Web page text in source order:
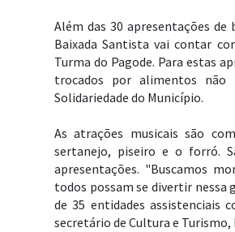
Além das 30 apresentações
Baixada Santista vai contar
Turma do Pagode. Para estas
trocados por alimentos não
Solidariedade do Município.
As atrações musicais são
sertanejo, piseiro e o forró.
apresentações. "Buscamos
todos possam se divertir nessa
de 35 entidades assistenciais
secretário de Cultura e Turismo,